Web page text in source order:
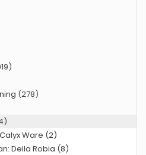
(278)
Ware (2)
Della Robia (8)